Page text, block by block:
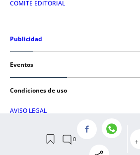
COMITÉ EDITORIAL
Publicidad
Eventos
Condiciones de uso
AVISO LEGAL
POLÍTICA DE COOKIES